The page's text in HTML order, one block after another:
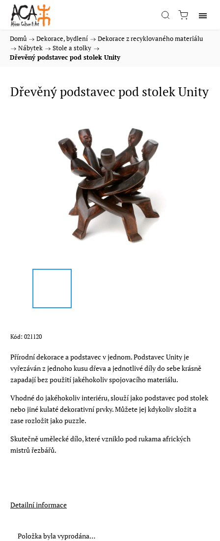
Domů / Dekorace, bydlení /
Dekorace z recyklovaného materiálu
/
Nábytek / Stole a stolky /
Dřevěný podstavec pod stolek Unity
Dřevěný podstavec pod stolek Unity
Kód: 021120
Přírodní dekorace a podstavec v jednom. Podstavec Unity je
vyřezáván z jednoho kusu dřeva a jednotlivé díly do sebe krásně
zapadají bez použití jakéhokoliv spojovacího materiálu.
Vhodné do jakéhokoliv interiéru, slouží jako podstavec pod stolek
nebo jiné kulaté dekorativní prvky. Můžete jej kdykoliv složit a
zase rozložit jako puzzle.
Skutečně umělecké dílo, které vzniklo pod rukama afrických
mistrů řezbářů.
Detailní informace
Položka byla vyprodána…